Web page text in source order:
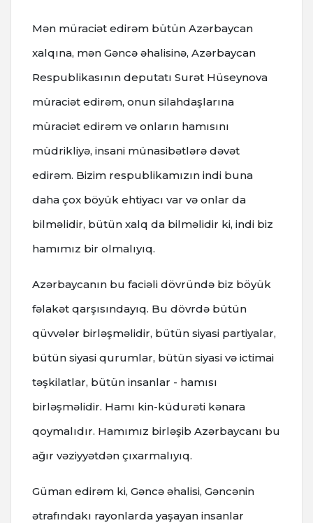
Mən müraciət edirəm bütün Azərbaycan
xalqına, mən Gəncə əhalisinə, Azərbaycan
Respublikasının deputatı Surət Hüseynova
müraciət edirəm, onun silahdaşlarına
müraciət edirəm və onların hamısını
müdrikliyə, insani münasibətlərə dəvət
edirəm. Bizim respublikamızın indi buna
daha çox böyük ehtiyacı var və onlar da
bilməlidir, bütün xalq da bilməlidir ki, indi biz
hamımız bir olmalıyıq.
Azərbaycanın bu faciəli dövründə biz böyük
fəlakət qarşısındayıq. Bu dövrdə bütün
qüvvələr birləşməlidir, bütün siyasi partiyalar,
bütün siyasi qurumlar, bütün siyasi və ictimai
təşkilatlar, bütün insanlar - hamısı
birləşməlidir. Hamı kin-küdurəti kənara
qoymalıdır. Hamımız birləşib Azərbaycanı bu
ağır vəziyyətdən çıxarmalıyıq.
Güman edirəm ki, Gəncə əhalisi, Gəncənin
ətrafındakı rayonlarda yaşayan insanlar